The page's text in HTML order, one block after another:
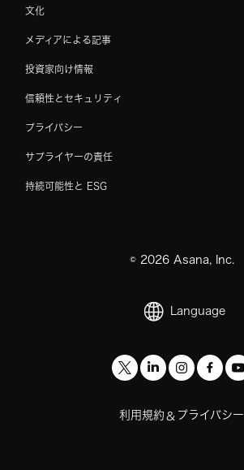
文化
メディアによる記事
投資家向け情報
信頼性とセキュリティ
プライバシー
サプライヤーの責任
持続可能性と ESG
© 2026Asana, Inc.
Language
利用規約 & プライバシー